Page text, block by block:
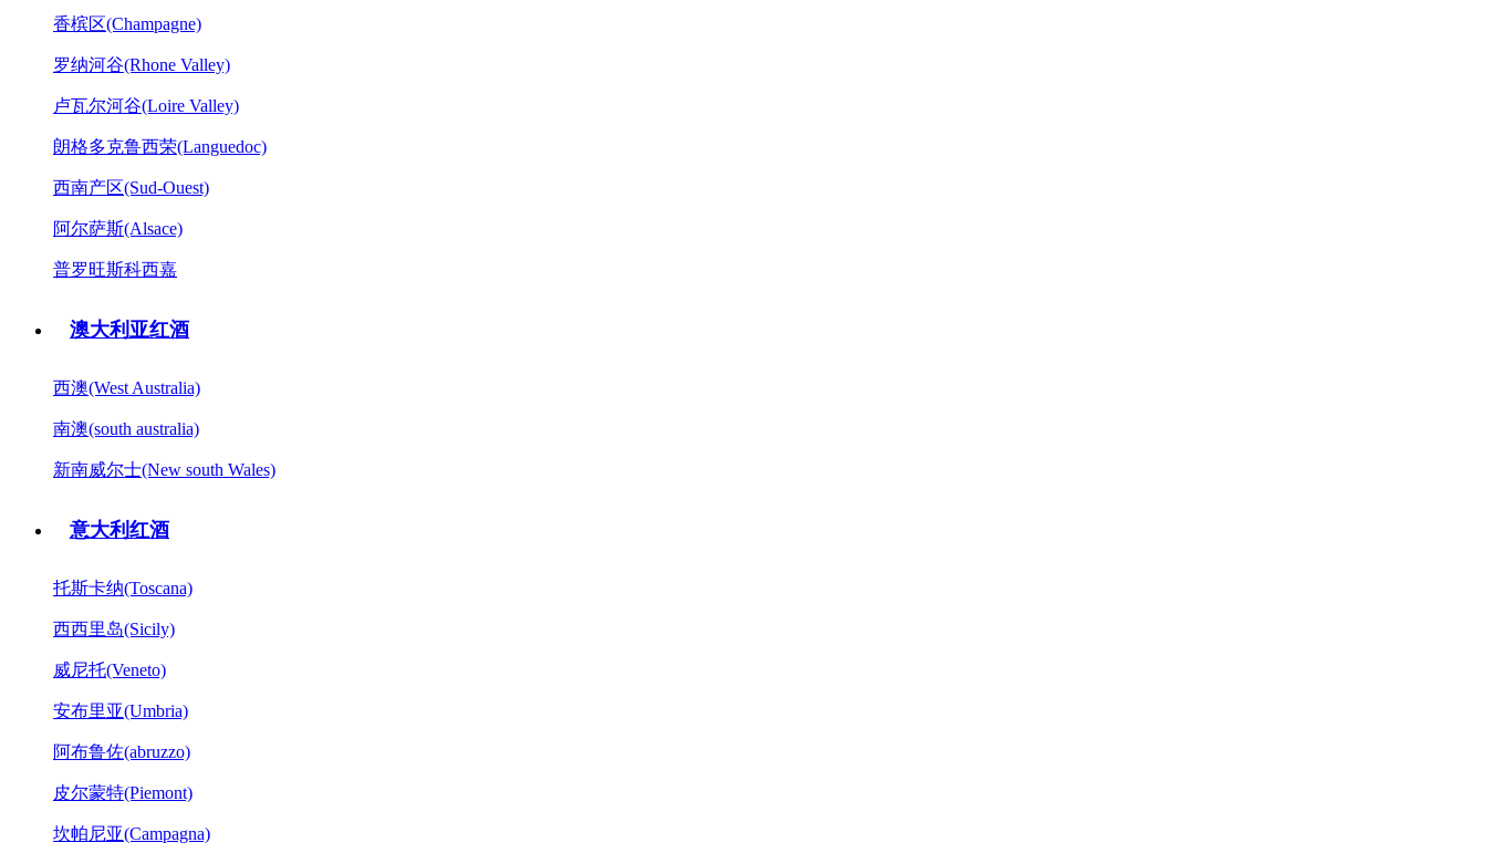
香槟区(Champagne)
罗纳河谷(Rhone Valley)
卢瓦尔河谷(Loire Valley)
朗格多克鲁西荣(Languedoc)
西南产区(Sud-Ouest)
阿尔萨斯(Alsace)
普罗旺斯科西嘉
澳大利亚红酒
西澳(West Australia)
南澳(south australia)
新南威尔士(New south Wales)
意大利红酒
托斯卡纳(Toscana)
西西里岛(Sicily)
威尼托(Veneto)
安布里亚(Umbria)
阿布鲁佐(abruzzo)
皮尔蒙特(Piemont)
坎帕尼亚(Campagna)